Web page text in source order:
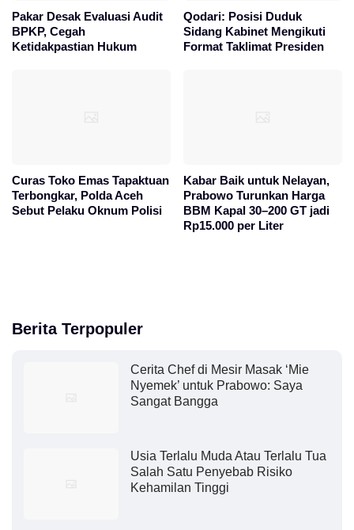
Pakar Desak Evaluasi Audit
BPKP, Cegah
Ketidakpastian Hukum
Qodari: Posisi Duduk
Sidang Kabinet Mengikuti
Format Taklimat Presiden
Curas Toko Emas Tapaktuan
Terbongkar, Polda Aceh
Sebut Pelaku Oknum Polisi
Kabar Baik untuk Nelayan,
Prabowo Turunkan Harga
BBM Kapal 30–200 GT jadi
Rp15.000 per Liter
Berita Terpopuler
Cerita Chef di Mesir Masak ‘Mie
Nyemek’ untuk Prabowo: Saya
Sangat Bangga
Usia Terlalu Muda Atau Terlalu Tua
Salah Satu Penyebab Risiko
Kehamilan Tinggi